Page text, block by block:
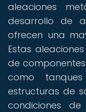
aleaciones
desarrollo de
ofrecen una
Estas
de
como
estructuras de
condiciones